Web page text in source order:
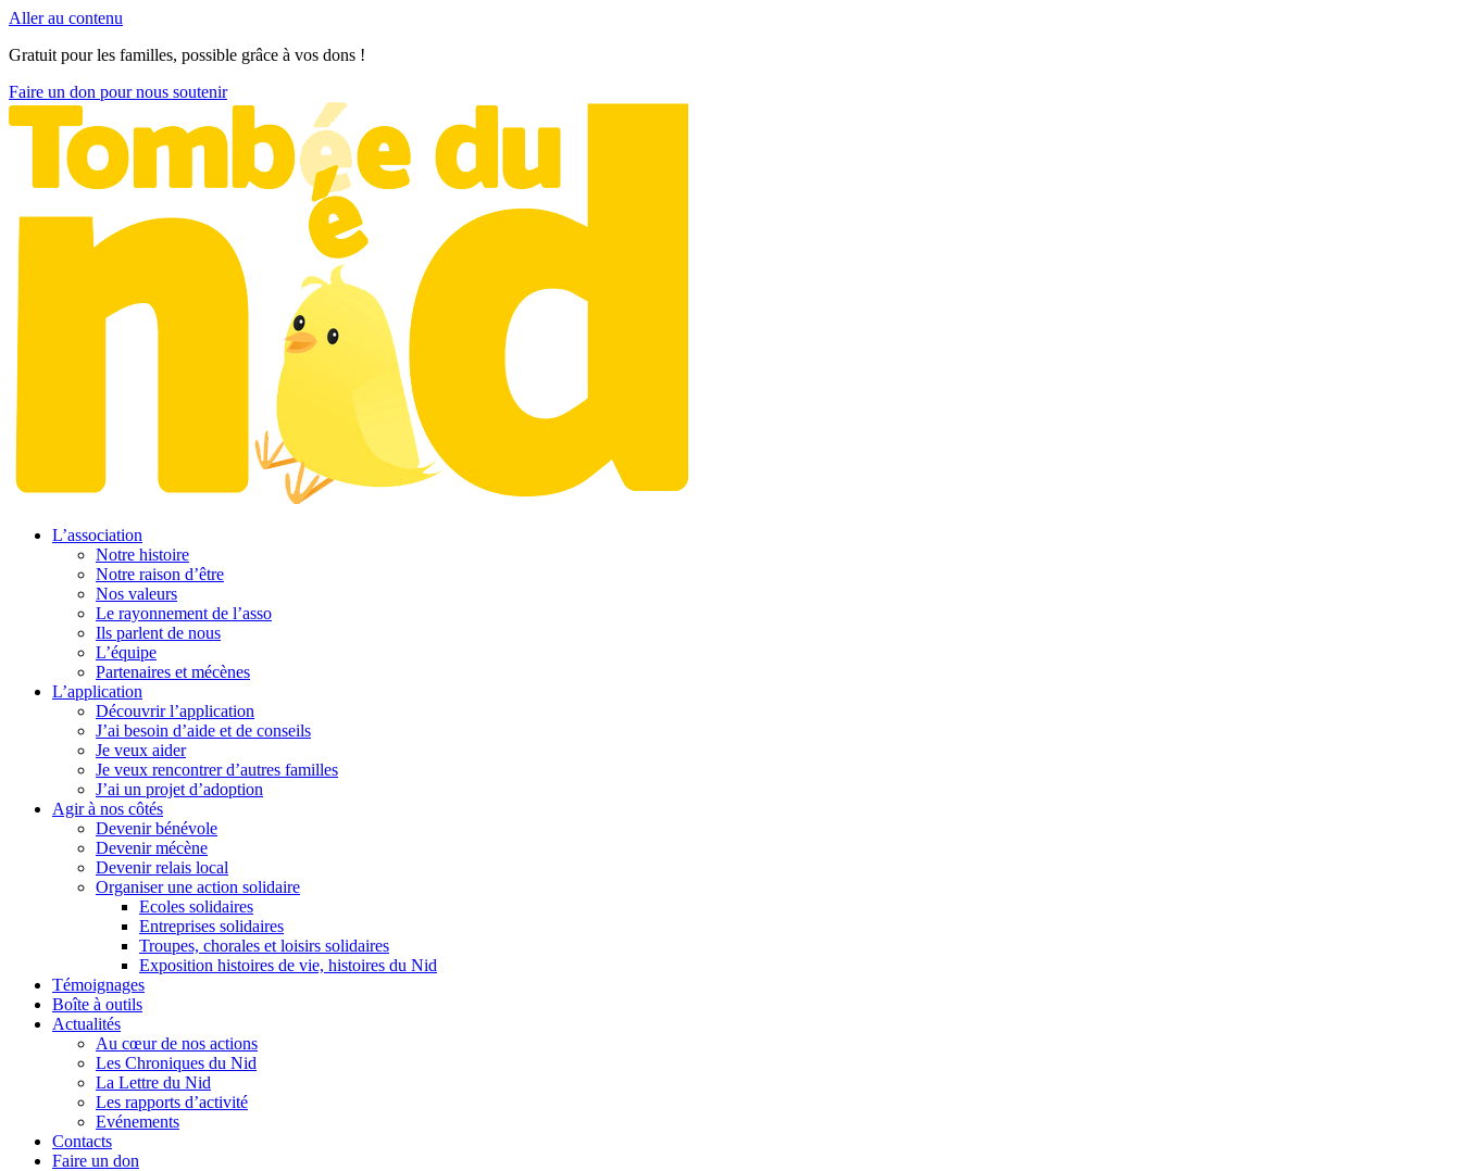
Aller au contenu
Gratuit pour les familles, possible grâce à vos dons !
Faire un don pour nous soutenir
L’association
Notre histoire
Notre raison d’être
Nos valeurs
Le rayonnement de l’asso
Ils parlent de nous
L’équipe
Partenaires et mécènes
L’application
Découvrir l’application
J’ai besoin d’aide et de conseils
Je veux aider
Je veux rencontrer d’autres familles
J’ai un projet d’adoption
Agir à nos côtés
Devenir bénévole
Devenir mécène
Devenir relais local
Organiser une action solidaire
Ecoles solidaires
Entreprises solidaires
Troupes, chorales et loisirs solidaires
Exposition histoires de vie, histoires du Nid
Témoignages
Boîte à outils
Actualités
Au cœur de nos actions
Les Chroniques du Nid
La Lettre du Nid
Les rapports d’activité
Evénements
Contacts
Faire un don